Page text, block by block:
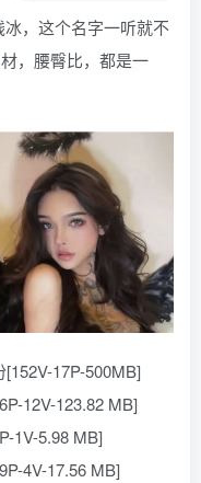
，这个名字一听就不
，腰臀比，都是一
17P-500MB]
12V-123.82 MB]
1V-5.98 MB]
4V-17.56 MB]